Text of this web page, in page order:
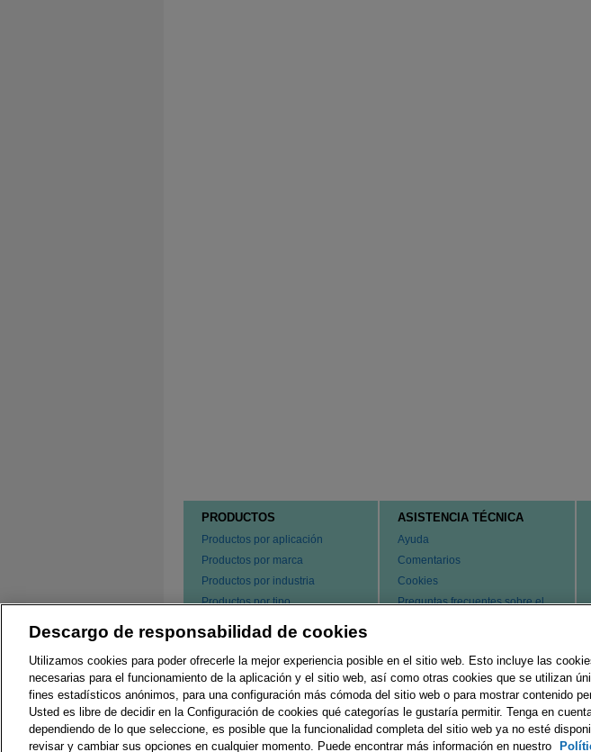
PRODUCTOS
Productos por aplicación
Productos por marca
Productos por industria
Productos por tipo
Hacer un pedido de nuestros
productos
ASISTENCIA TÉCNICA
Ayuda
Comentarios
Cookies
Preguntas frecuentes sobre el
Contacte con nosotros
Regulaciones Locales Grupo Merck Pie de imprenta
Descargo de responsabilidad de cookies
Utilizamos cookies para poder ofrecerle la mejor experiencia posible en el sitio web. Esto incluye las
necesarias para el funcionamiento de la aplicación y el sitio web, así como otras cookies que se utilizan
fines estadísticos anónimos, para una configuración más cómoda del sitio web o para mostrar contenido
Usted es libre de decidir en la Configuración de cookies qué categorías le gustaría permitir. Tenga en
dependiendo de lo que seleccione, es posible que la funcionalidad completa del sitio web ya no esté
revisar y cambiar sus opciones en cualquier momento. Puede encontrar más información en nuestro